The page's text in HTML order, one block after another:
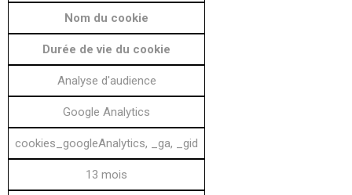
Nom du cookie
Durée de vie du cookie
Analyse d'audience
Google Analytics
cookies_googleAnalytics, _ga, _gid
13 mois